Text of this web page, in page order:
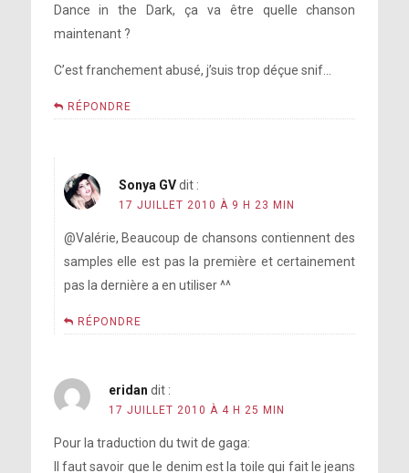
Dance in the Dark, ça va être quelle chanson
maintenant ?
C’est franchement abusé, j’suis trop déçue snif…
RÉPONDRE
Sonya GV dit :
17 JUILLET 2010 À 9 H 23 MIN
@Valérie, Beaucoup de chansons contiennent des
samples elle est pas la première et certainement
pas la dernière a en utiliser ^^
RÉPONDRE
eridan dit :
17 JUILLET 2010 À 4 H 25 MIN
Pour la traduction du twit de gaga:
Il faut savoir que le denim est la toile qui fait le jeans